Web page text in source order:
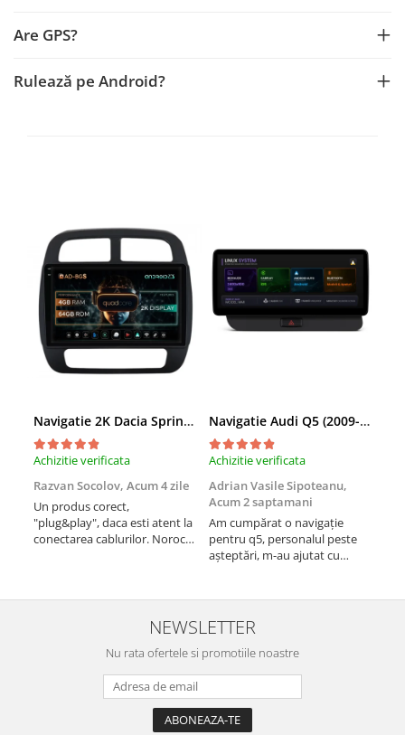
Are GPS?
Rulează pe Android?
Navigatie 2K Dacia Spring (2021- Prezent), Android, S-Quadcore / 4GB RAM + 64GB ROM, 9.5 Inch - AD-BGS90042K+AD-BGRKIT366V4s
Achizitie verificata
Razvan Socolov, Acum 4 zile
Un produs corect,
"plug&play", daca esti atent la
conectarea cablurilor. Noroc
indrumat pas cu pas si mi-a
atras atentia ca nu era
conectat cablul de video de la
Navigatie Audi Q5 (2009-2017), Linux OS & OEM, MMI 3G, CarPlay & Android Auto Wireless, MirrorLink, Camera AHD, 12.3 Inch - AD-BGAALNXH+AD-BGRKITQ5002
Achizitie verificata
Adrian Vasile Sipoteanu,
Acum 2 saptamani
Am cumpărat o navigație
pentru q5, personalul peste
așteptări, m-au ajutat cu
rânduri. Foarte serviabili,
livrare rapidă, suport tehnic,
totul impecabil, o să revin la ei
și pentru vi...
NEWSLETTER
Nu rata ofertele si promotiile noastre